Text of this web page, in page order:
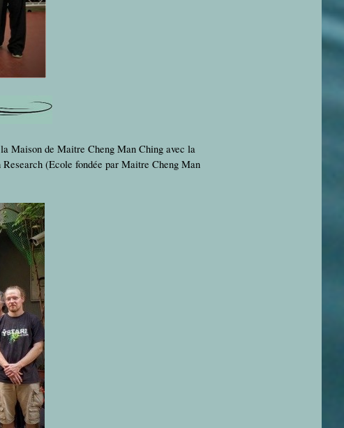
Maison de Maitre Cheng Man Ching avec la
(Ecole fondée par Maitre Cheng Man